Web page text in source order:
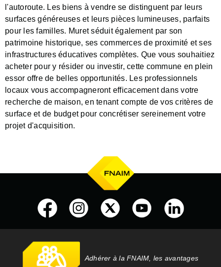
l'autoroute. Les biens à vendre se distinguent par leurs
surfaces généreuses et leurs pièces lumineuses, parfaits
pour les familles. Muret séduit également par son
patrimoine historique, ses commerces de proximité et ses
infrastructures éducatives complètes. Que vous souhaitiez
acheter pour y résider ou investir, cette commune en plein
essor offre de belles opportunités. Les professionnels
locaux vous accompagneront efficacement dans votre
recherche de maison, en tenant compte de vos critères de
surface et de budget pour concrétiser sereinement votre
projet d'acquisition.
Adhérer à la FNAIM, les avantages